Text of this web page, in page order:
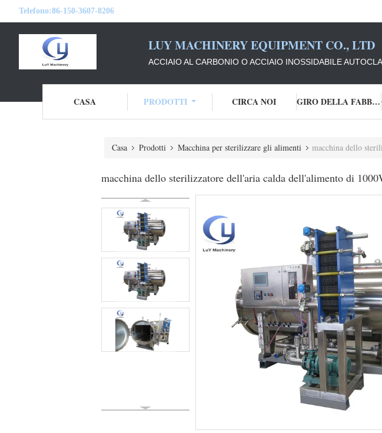
Telefono:86-150-3607-8206
LUY MACHINERY EQUIPMENT CO., LTD
ACCIAIO AL CARBONIO O ACCIAIO INOSSIDABILE
CASA PRODOTTI CIRCA NOI GIRO DELLA FABBRICA
Casa Prodotti Macchina per sterilizzare gli alimenti macchina dello
macchina dello sterilizzatore dell'aria calda dell'alimento di